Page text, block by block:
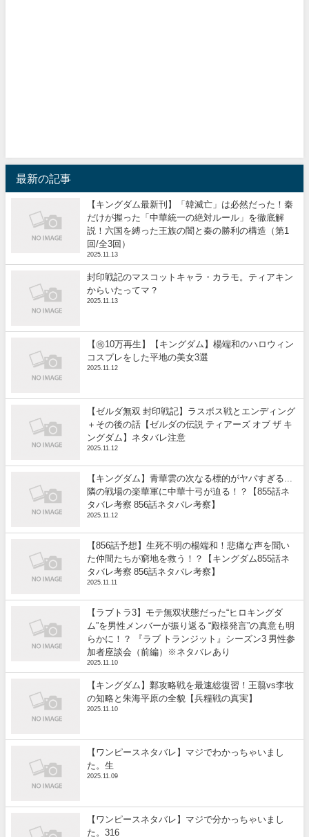
最新の記事
【キングダム最新刊】「韓滅亡」は必然だった！秦
だけが握った「中華統一の絶対ルール」を徹底解
説！六国を縛った王族の闇と秦の勝利の構造（第1
回/全3回）
2025.11.13
封印戦記のマスコットキャラ・カラモ。ティアキン
からいたってマ？
2025.11.13
【㊗️10万再生】【キングダム】楊端和のハロウィン
コスプレをした平地の美女3選
2025.11.12
【ゼルダ無双 封印戦記】ラスボス戦とエンディング
＋その後の話【ゼルダの伝説 ティアーズ オブ ザ キ
ングダム】ネタバレ注意
2025.11.12
【キングダム】青華雲の次なる標的がヤバすぎる...
隣の戦場の楽華軍に中華十弓が迫る！？【855話ネ
タバレ考察 856話ネタバレ考察】
2025.11.12
【856話予想】生死不明の楊端和！悲痛な声を聞い
た仲間たちが窮地を救う！？【キングダム855話ネ
タバレ考察 856話ネタバレ考察】
2025.11.11
【ラブトラ3】モテ無双状態だった“ヒロキングダ
ム”を男性メンバーが振り返る “殿様発言”の真意も明
らかに！？ 『ラブ トランジット』シーズン3 男性参
加者座談会（前編）※ネタバレあり
2025.11.10
【キングダム】鄴攻略戦を最速総復習！王翦vs李牧
の知略と朱海平原の全貌【兵糧戦の真実】
2025.11.10
【ワンピースネタバレ】マジでわかっちゃいまし
た。生
2025.11.09
【ワンピースネタバレ】マジで分かっちゃいまし
た。316